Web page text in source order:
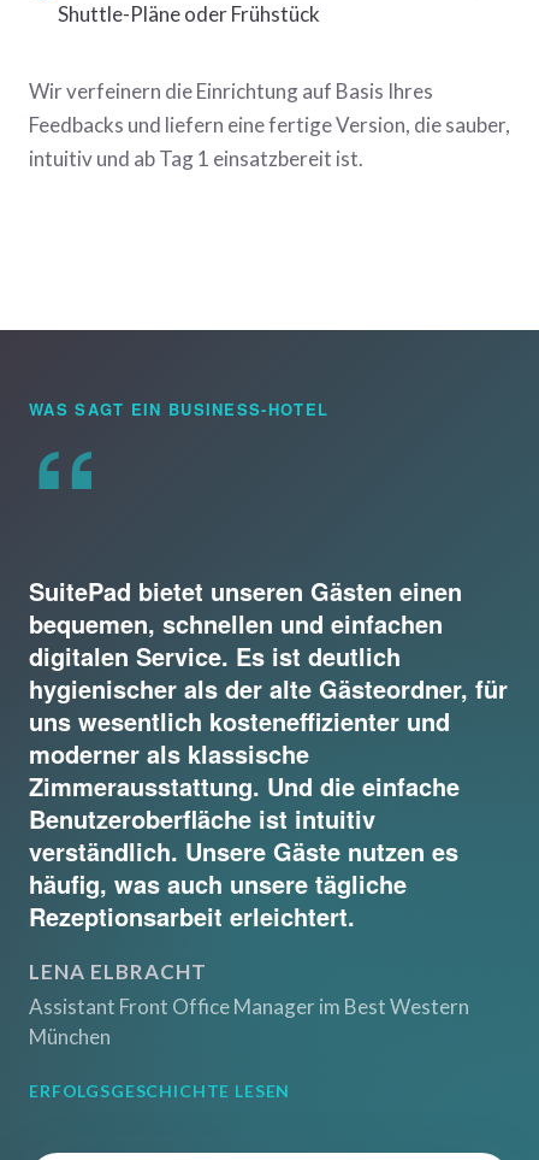
Shuttle-Pläne oder Frühstück
Wir verfeinern die Einrichtung auf Basis Ihres
Feedbacks und liefern eine fertige Version, die sauber,
intuitiv und ab Tag 1 einsatzbereit ist.
WAS SAGT EIN BUSINESS-HOTEL
“
SuitePad bietet unseren Gästen einen
bequemen, schnellen und einfachen
digitalen Service. Es ist deutlich
hygienischer als der alte Gästeordner, für
uns wesentlich kosteneffizienter und
moderner als klassische
Zimmerausstattung. Und die einfache
Benutzeroberfläche ist intuitiv
verständlich. Unsere Gäste nutzen es
häufig, was auch unsere tägliche
Rezeptionsarbeit erleichtert.
LENA ELBRACHT
Assistant Front Office Manager im Best Western
München
ERFOLGSGESCHICHTE LESEN